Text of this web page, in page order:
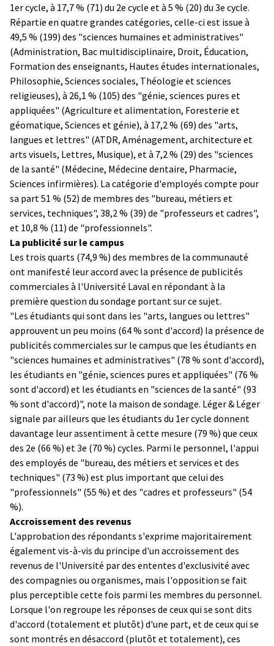
1er cycle, à 17,7 % (71) du 2e cycle et à 5 % (20) du 3e cycle.
Répartie en quatre grandes catégories, celle-ci est issue à
49,5 % (199) des "sciences humaines et administratives"
(Administration, Bac multidisciplinaire, Droit, Éducation,
Formation des enseignants, Hautes études internationales,
Philosophie, Sciences sociales, Théologie et sciences
religieuses), à 26,1 % (105) des "génie, sciences pures et
appliquées" (Agriculture et alimentation, Foresterie et
géomatique, Sciences et génie), à 17,2 % (69) des "arts,
langues et lettres" (ATDR, Aménagement, architecture et
arts visuels, Lettres, Musique), et à 7,2 % (29) des "sciences
de la santé" (Médecine, Médecine dentaire, Pharmacie,
Sciences infirmières). La catégorie d'employés compte pour
sa part 51 % (52) de membres des "bureau, métiers et
services, techniques", 38,2 % (39) de "professeurs et cadres",
et 10,8 % (11) de "professionnels".
La publicité sur le campus
Les trois quarts (74,9 %) des membres de la communauté
ont manifesté leur accord avec la présence de publicités
commerciales à l'Université Laval en répondant à la
première question du sondage portant sur ce sujet.
"Les étudiants qui sont dans les "arts, langues ou lettres"
approuvent un peu moins (64 % sont d'accord) la présence de
publicités commerciales sur le campus que les étudiants en
"sciences humaines et administratives" (78 % sont d'accord),
les étudiants en "génie, sciences pures et appliquées" (76 %
sont d'accord) et les étudiants en "sciences de la santé" (93
% sont d'accord)", note la maison de sondage. Léger & Léger
signale par ailleurs que les étudiants du 1er cycle donnent
davantage leur assentiment à cette mesure (79 %) que ceux
des 2e (66 %) et 3e (70 %) cycles. Parmi le personnel, l'appui
des employés de "bureau, des métiers et services et des
techniques" (73 %) est plus important que celui des
"professionnels" (55 %) et des "cadres et professeurs" (54
%).
Accroissement des revenus
L'approbation des répondants s'exprime majoritairement
également vis-à-vis du principe d'un accroissement des
revenus de l'Université par des ententes d'exclusivité avec
des compagnies ou organismes, mais l'opposition se fait
plus perceptible cette fois parmi les membres du personnel.
Lorsque l'on regroupe les réponses de ceux qui se sont dits
d'accord (totalement et plutôt) d'une part, et de ceux qui se
sont montrés en désaccord (plutôt et totalement), ces